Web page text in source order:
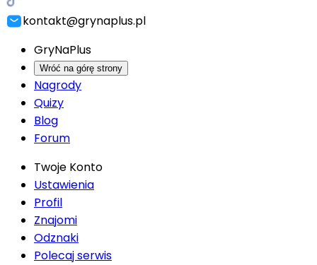
kontakt@grynaplus.pl
GryNaPlus
Wróć na górę strony
Nagrody
Quizy
Blog
Forum
Twoje Konto
Ustawienia
Profil
Znajomi
Odznaki
Polecaj serwis